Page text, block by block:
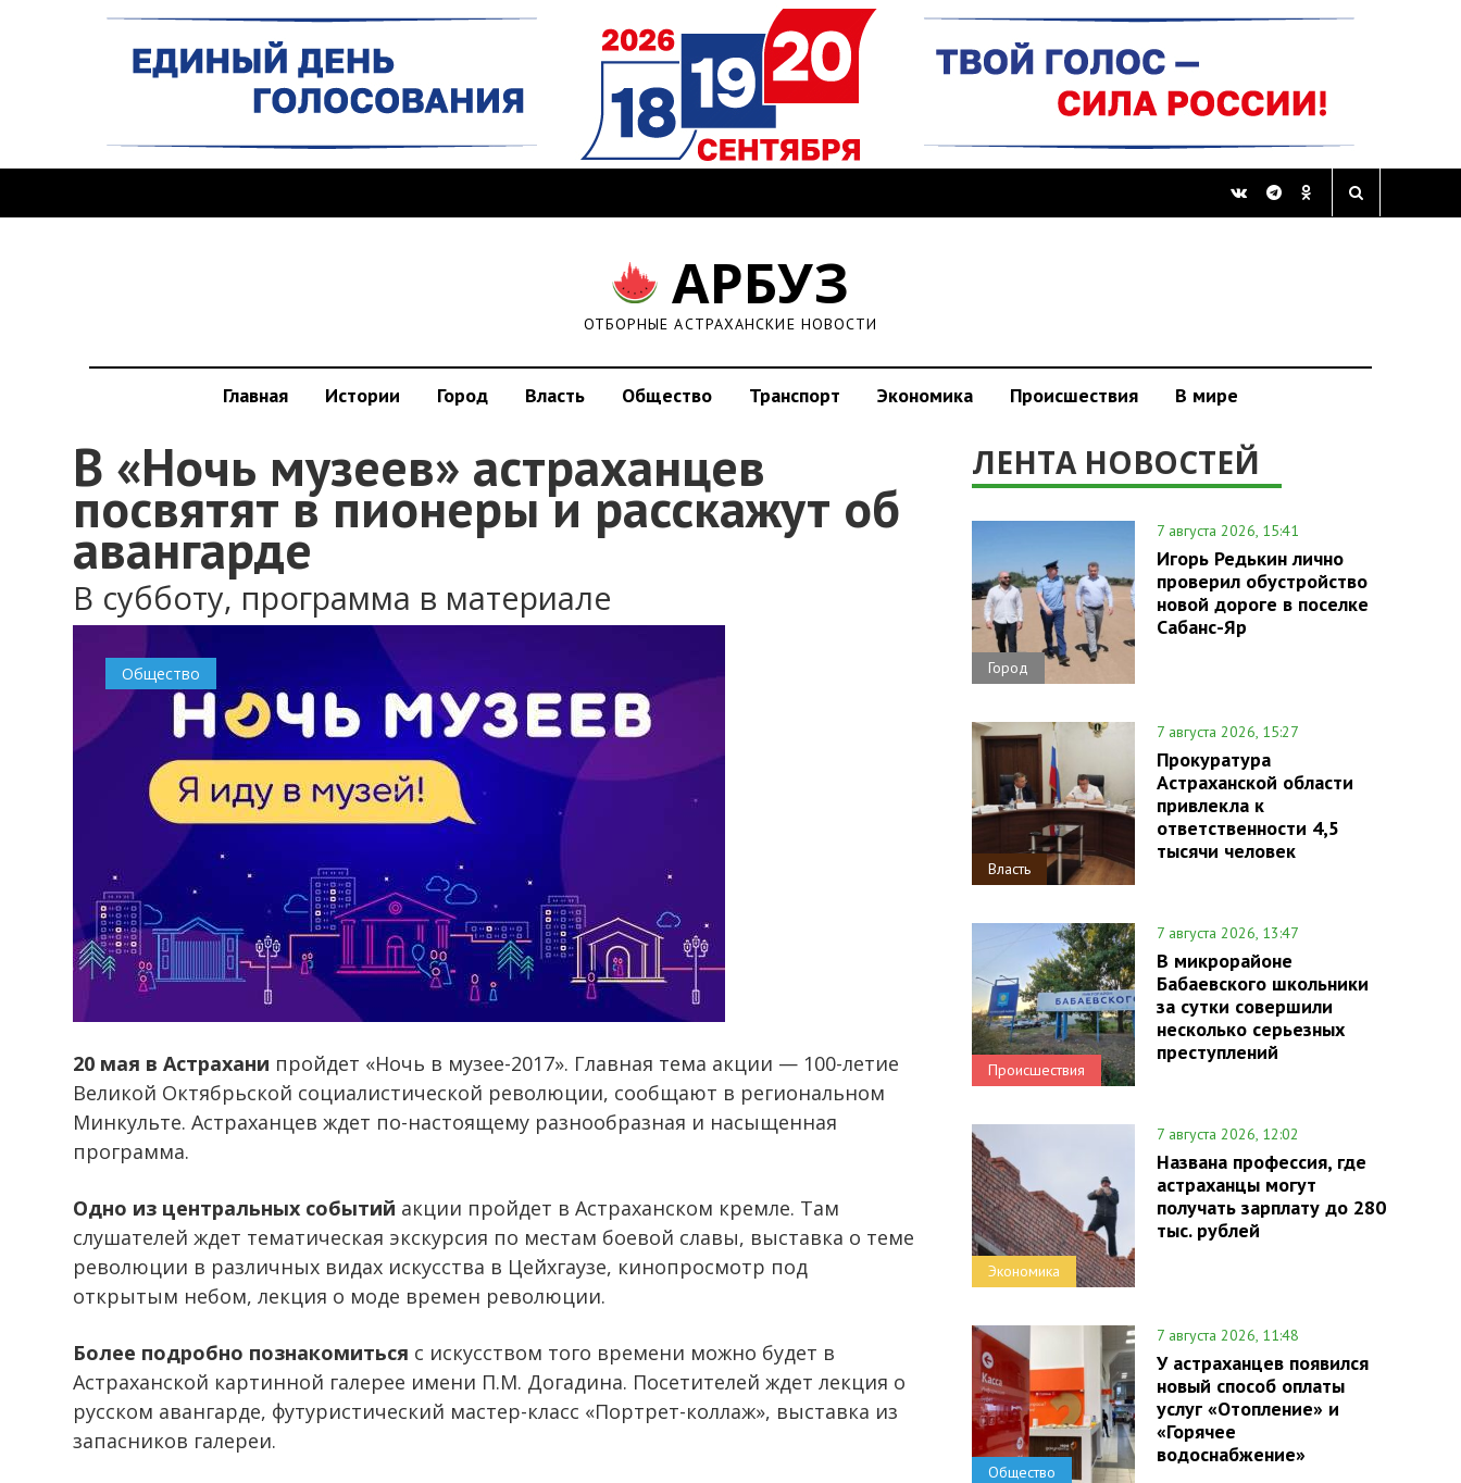
АРБУЗ
ОТБОРНЫЕ АСТРАХАНСКИЕ НОВОСТИ
Главная Истории Город Власть Общество Транспорт Экономика Происшествия В мире
В «Ночь музеев» астраханцев
посвятят в пионеры и расскажут об
авангарде
В субботу, программа в материале
Общество
20 мая в Астрахани пройдет «Ночь в музее-2017». Главная тема акции — 100-летие
Великой Октябрьской социалистической революции, сообщают в региональном
Минкульте. Астраханцев ждет по-настоящему разнообразная и насыщенная
программа.
Одно из центральных событий акции пройдет в Астраханском кремле. Там
слушателей ждет тематическая экскурсия по местам боевой славы, выставка о теме
революции в различных видах искусства в Цейхгаузе, кинопросмотр под
открытым небом, лекция о моде времен революции.
Более подробно познакомиться с искусством того времени можно будет в
Астраханской картинной галерее имени П.М. Догадина. Посетителей ждет лекция о
русском авангарде, футуристический мастер-класс «Портрет-коллаж», выставка из
запасников галереи.
ЛЕНТА НОВОСТЕЙ
Город
7 августа 2026, 15:41
Игорь Редькин лично
проверил обустройство
новой дороге в поселке
Сабанс-Яр
Власть
7 августа 2026, 15:27
Прокуратура
Астраханской области
привлекла к
ответственности 4,5
тысячи человек
Происшествия
7 августа 2026, 13:47
В микрорайоне
Бабаевского школьники
за сутки совершили
несколько серьезных
преступлений
Экономика
7 августа 2026, 12:02
Названа профессия, где
астраханцы могут
получать зарплату до 280
тыс. рублей
Общество
7 августа 2026, 11:48
У астраханцев появился
новый способ оплаты
услуг «Отопление» и
«Горячее
водоснабжение»